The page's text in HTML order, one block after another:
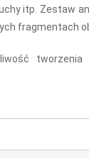
itp. Zestaw
fragmentach
tworzenia